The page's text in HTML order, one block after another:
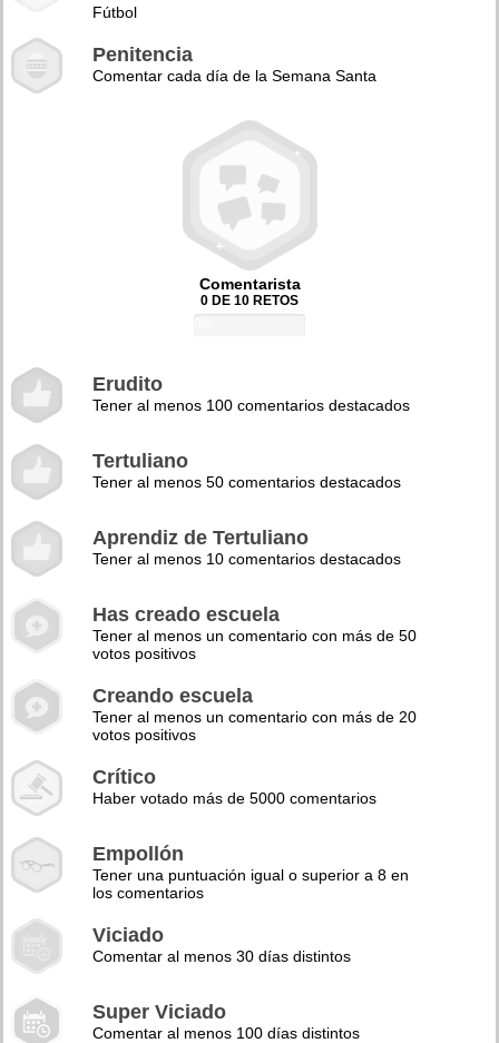
Fútbol
Penitencia
Comentar cada día de la Semana Santa
Comentarista
0 DE 10 RETOS
Erudito
Tener al menos 100 comentarios destacados
Tertuliano
Tener al menos 50 comentarios destacados
Aprendiz de Tertuliano
Tener al menos 10 comentarios destacados
Has creado escuela
Tener al menos un comentario con más de 50
votos positivos
Creando escuela
Tener al menos un comentario con más de 20
votos positivos
Crítico
Haber votado más de 5000 comentarios
Empollón
Tener una puntuación igual o superior a 8 en
los comentarios
Viciado
Comentar al menos 30 días distintos
Super Viciado
Comentar al menos 100 días distintos